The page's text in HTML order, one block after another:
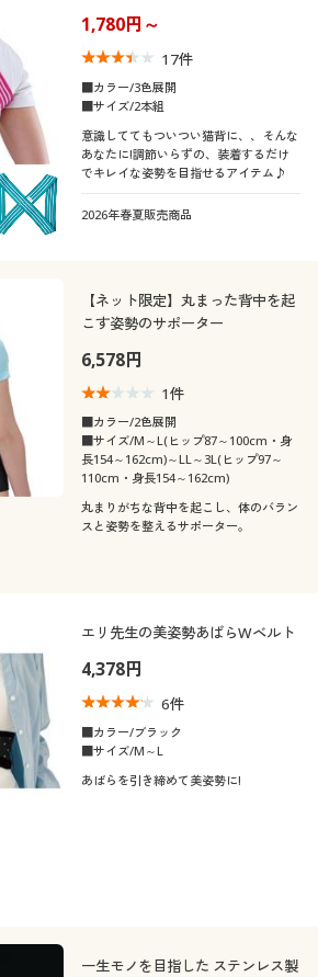
1,780円～
17件
■カラー/3色展開
■サイズ/2本組
意識しててもついつい猫背に、、そんな
あなたに!調節いらずの、装着するだけ
でキレイな姿勢を目指せるアイテム♪
2026年春夏販売商品
【ネット限定】丸まった背中を起
こす姿勢のサポーター
6,578円
1件
■カラー/2色展開
■サイズ/M～L(ヒップ87～100cm・身
長154～162cm)～LL～3L(ヒップ97～
110cm・身長154～162cm)
丸まりがちな背中を起こし、体のバラン
スと姿勢を整えるサポーター。
エリ先生の美姿勢あばらWベルト
4,378円
6件
■カラー/ブラック
■サイズ/M～L
あばらを引き締めて美姿勢に!
一生モノを目指した ステンレス製